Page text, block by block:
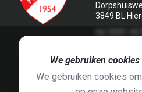
3849 BL
We gebruiken cookies
We gebruiken cookies